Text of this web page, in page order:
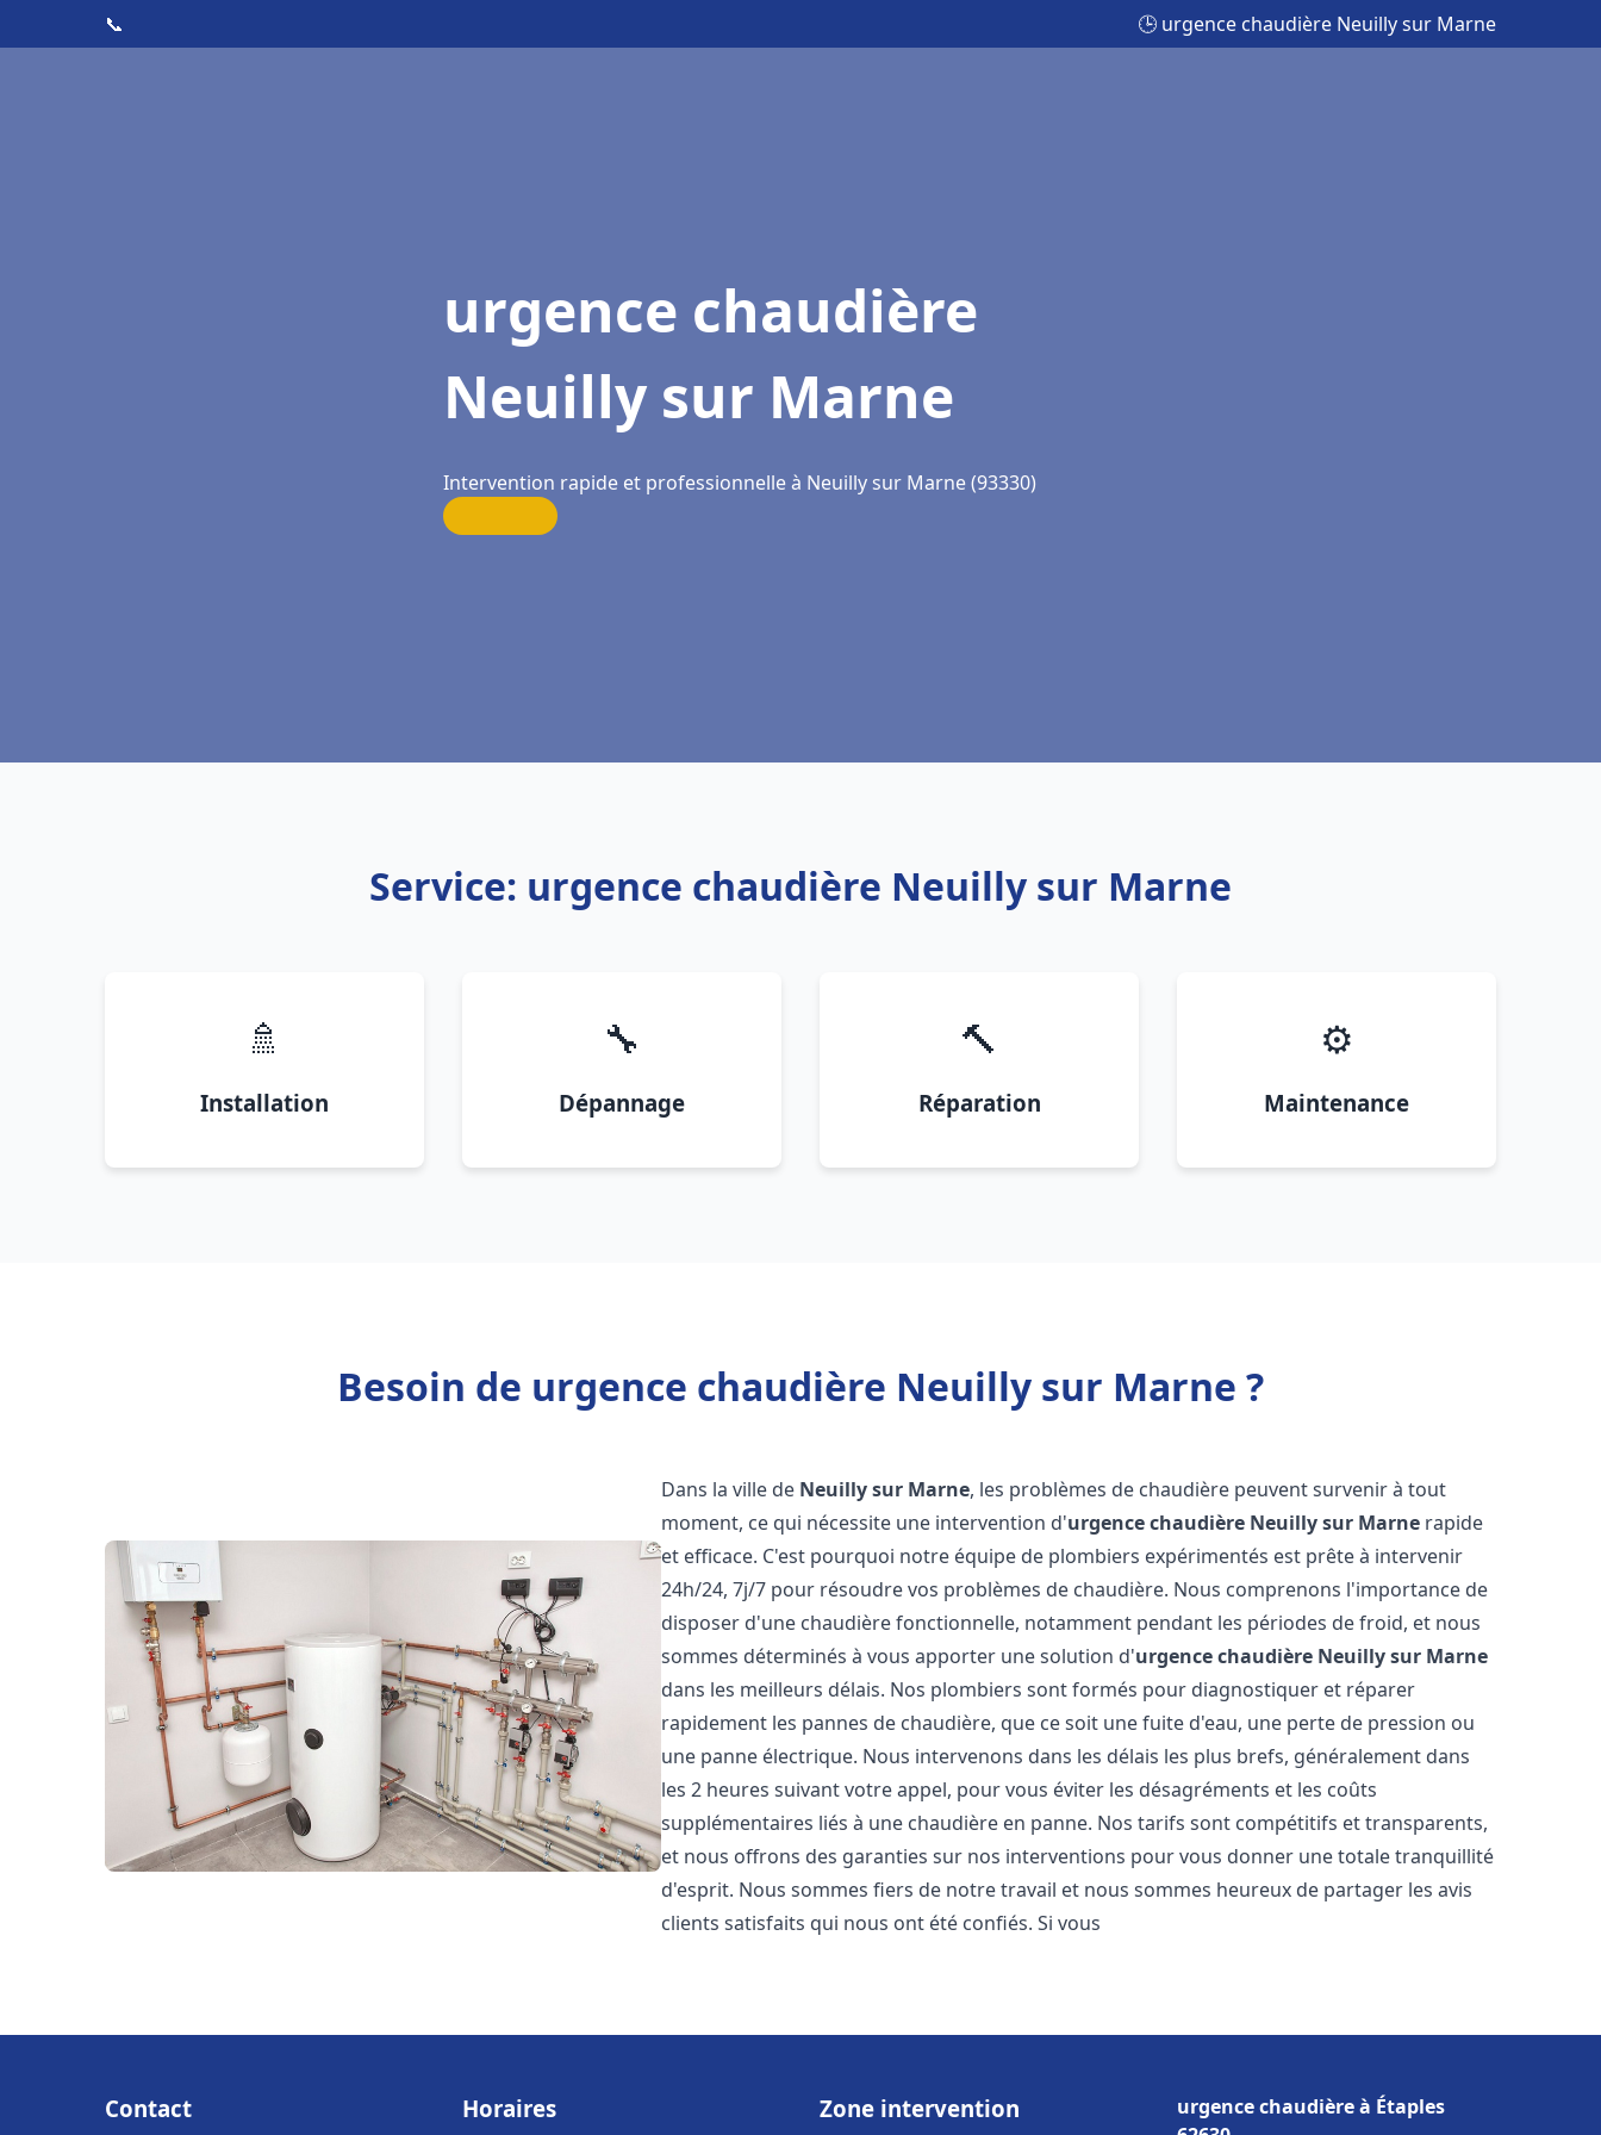
📞 🕒 urgence chaudière Neuilly sur Marne
urgence chaudière
Neuilly sur Marne
Intervention rapide et professionnelle à Neuilly sur Marne (93330)
Service: urgence chaudière Neuilly sur Marne
🚿
Installation
🔧
Dépannage
🔨
Réparation
⚙️
Maintenance
Besoin de urgence chaudière Neuilly sur Marne ?
Dans la ville de Neuilly sur Marne, les problèmes de chaudière peuvent survenir à tout
moment, ce qui nécessite une intervention d'urgence chaudière Neuilly sur Marne rapide
et efficace. C'est pourquoi notre équipe de plombiers expérimentés est prête à intervenir
24h/24, 7j/7 pour résoudre vos problèmes de chaudière. Nous comprenons l'importance de
disposer d'une chaudière fonctionnelle, notamment pendant les périodes de froid, et nous
sommes déterminés à vous apporter une solution d'urgence chaudière Neuilly sur Marne
dans les meilleurs délais. Nos plombiers sont formés pour diagnostiquer et réparer
rapidement les pannes de chaudière, que ce soit une fuite d'eau, une perte de pression ou
une panne électrique. Nous intervenons dans les délais les plus brefs, généralement dans
les 2 heures suivant votre appel, pour vous éviter les désagréments et les coûts
supplémentaires liés à une chaudière en panne. Nos tarifs sont compétitifs et transparents,
et nous offrons des garanties sur nos interventions pour vous donner une totale tranquillité
d'esprit. Nous sommes fiers de notre travail et nous sommes heureux de partager les avis
clients satisfaits qui nous ont été confiés. Si vous
Contact Horaires Zone intervention
urgence chaudière à Étaples